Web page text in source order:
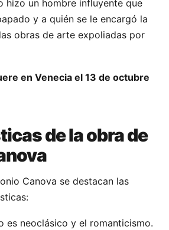
hizo un hombre influyente que
y a quién se le encargó la
obras de arte expoliadas por
en Venecia el 13 de octubre
de la obra de
Canova se destacan las
es neoclásico y el romanticismo.